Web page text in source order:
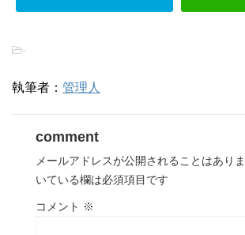
-
執筆者： 管理人
comment
メールアドレスが公開されることはありま
いている欄は必須項目です
コメント ※